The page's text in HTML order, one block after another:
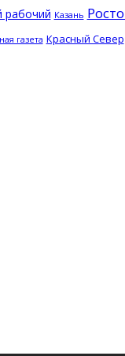
рабочий Казань
газета Красный Север